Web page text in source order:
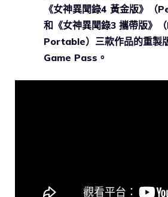
《女神異聞錄4 黃金版》（
和《女神異聞錄3 攜帶版》
Portable）三款作品的重製
Game Pass。